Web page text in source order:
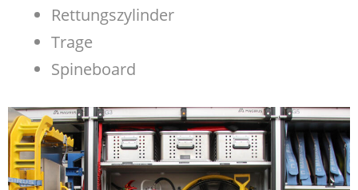
Rettungszylinder
Trage
Spineboard